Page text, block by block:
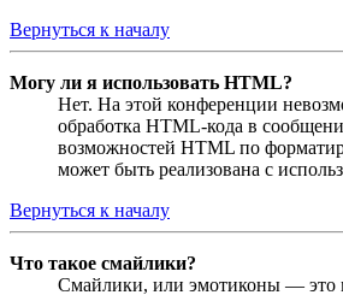
Вернуться к началу
Могу ли я использовать HTML?
Нет. На этой конференции
обработка HTML-кода в
возможностей HTML по
может быть реализована с
Вернуться к началу
Что такое смайлики?
Смайлики, или эмотиконы — это